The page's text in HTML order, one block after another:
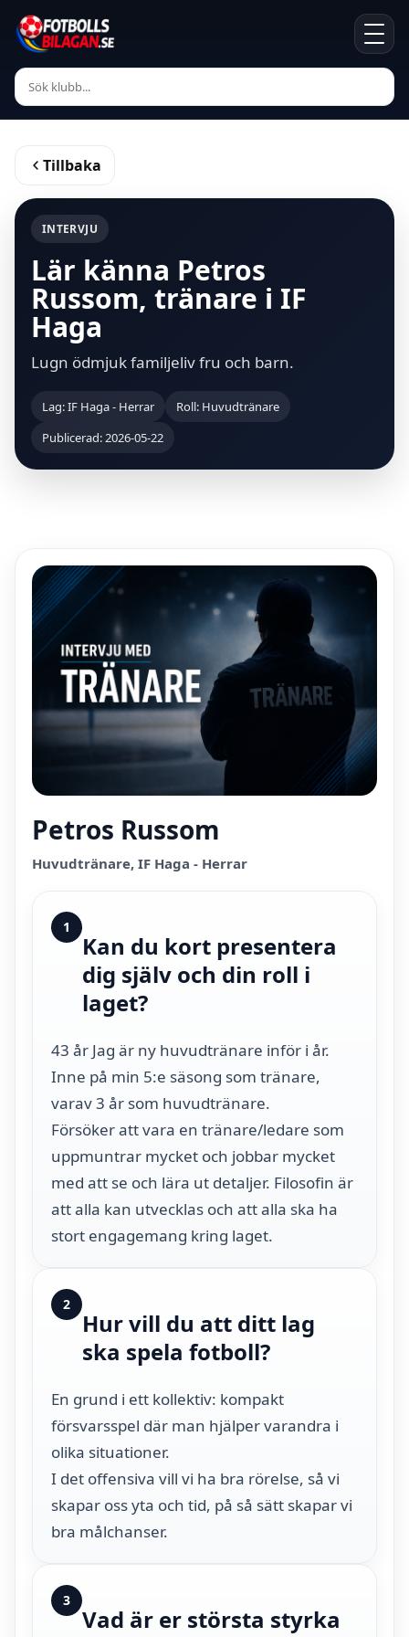
Tillbaka
INTERVJU
Lär känna Petros
Russom, tränare i IF
Haga
Lugn ödmjuk familjeliv fru och barn.
Lag: IF Haga - Herrar
Roll: Huvudtränare
Publicerad: 2026-05-22
Petros Russom
Huvudtränare, IF Haga - Herrar
1
Kan du kort presentera
dig själv och din roll i
laget?
43 år Jag är ny huvudtränare inför i år.
Inne på min 5:e säsong som tränare,
varav 3 år som huvudtränare.
Försöker att vara en tränare/ledare som
uppmuntrar mycket och jobbar mycket
med att se och lära ut detaljer. Filosofin är
att alla kan utvecklas och att alla ska ha
stort engagemang kring laget.
2
Hur vill du att ditt lag
ska spela fotboll?
En grund i ett kollektiv: kompakt
försvarsspel där man hjälper varandra i
olika situationer.
I det offensiva vill vi ha bra rörelse, så vi
skapar oss yta och tid, på så sätt skapar vi
bra målchanser.
3
Vad är er största styrka